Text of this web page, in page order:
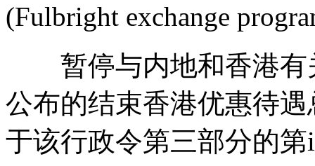
(Fulbright exchange
暂停与内地和香港有
公布的结束香港优惠待
于该行政令第三部分的